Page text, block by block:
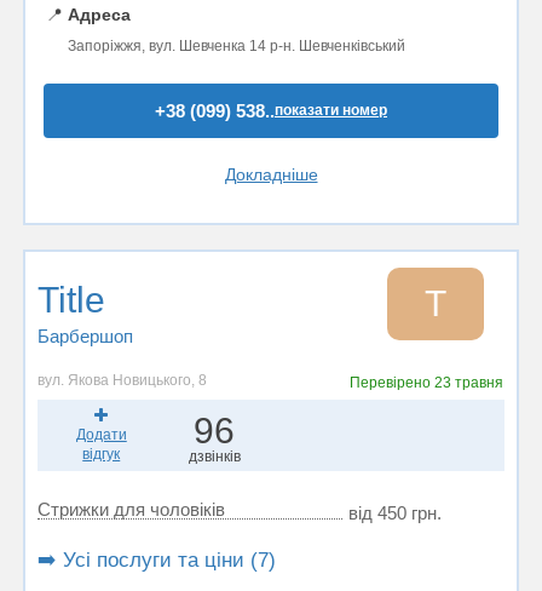
📍 Адреса
Запоріжжя, вул. Шевченка 14 р-н. Шевченківський
+38 (099) 538..показати номер
Докладніше
Title
Барбершоп
T
вул. Якова Новицького, 8 Перевірено23 травня
Додати
відгук
96
дзвінків
Стрижки для чоловіків від 450 грн.
➡️ Усі послуги та ціни (7)